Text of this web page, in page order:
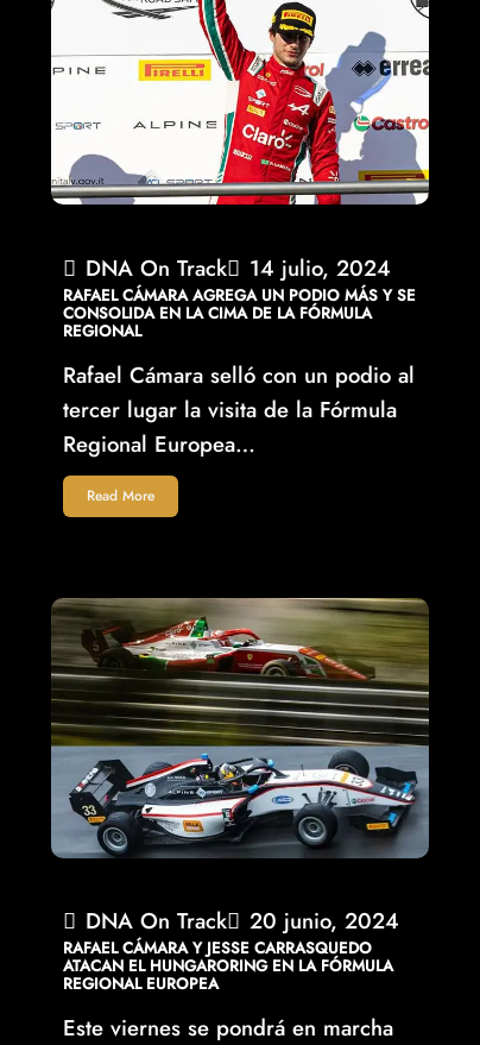
DNA On Track 14 julio, 2024
RAFAEL CÁMARA AGREGA UN PODIO MÁS Y SE
CONSOLIDA EN LA CIMA DE LA FÓRMULA
REGIONAL
Rafael Cámara selló con un podio al
tercer lugar la visita de la Fórmula
Regional Europea…
Read More
DNA On Track 20 junio, 2024
RAFAEL CÁMARA Y JESSE CARRASQUEDO
ATACAN EL HUNGARORING EN LA FÓRMULA
REGIONAL EUROPEA
Este viernes se pondrá en marcha